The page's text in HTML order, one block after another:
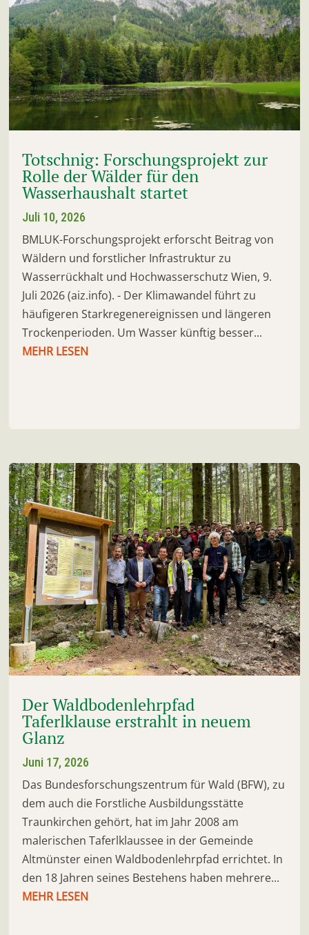
Totschnig: Forschungsprojekt zur
Rolle der Wälder für den
Wasserhaushalt startet
Juli 10, 2026
BMLUK-Forschungsprojekt erforscht Beitrag von
Wäldern und forstlicher Infrastruktur zu
Wasserrückhalt und Hochwasserschutz Wien, 9.
Juli 2026 (aiz.info). - Der Klimawandel führt zu
häufigeren Starkregenereignissen und längeren
Trockenperioden. Um Wasser künftig besser...
MEHR LESEN
Der Waldbodenlehrpfad
Taferlklause erstrahlt in neuem
Glanz
Juni 17, 2026
Das Bundesforschungszentrum für Wald (BFW), zu
dem auch die Forstliche Ausbildungsstätte
Traunkirchen gehört, hat im Jahr 2008 am
malerischen Taferlklaussee in der Gemeinde
Altmünster einen Waldbodenlehrpfad errichtet. In
den 18 Jahren seines Bestehens haben mehrere...
MEHR LESEN